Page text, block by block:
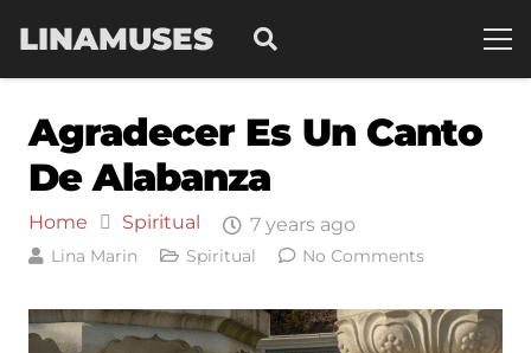
LINAMUSES
Agradecer Es Un Canto
De Alabanza
Home Spiritual 7 years ago
Lina Marin Spiritual No Comments